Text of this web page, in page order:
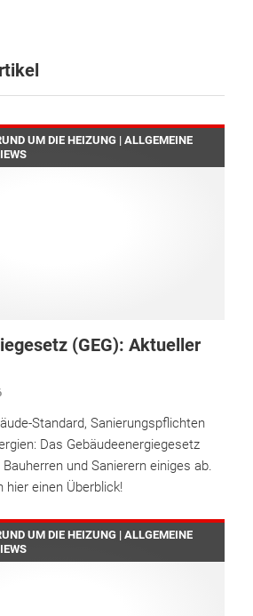
UM DIE HEIZUNG | ALLGEMEINE
(GEG): Aktueller
Standard, Sanierungspflichten
Das Gebäudeenergiegesetz
und Sanierern einiges ab.
einen Überblick!
UM DIE HEIZUNG | ALLGEMEINE